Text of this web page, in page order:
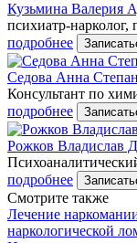
Кузьмина Валерия
психиатр-нарколог,
подробнее
Седова Анна
Консультант по
подробнее
Рожков Владислав
подробнее
Cмотрите также
Лечение
наркологической